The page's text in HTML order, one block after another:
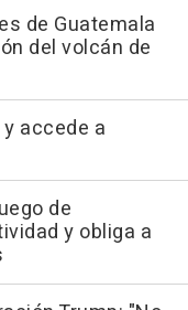
de Guatemala
del volcán de
accede a
de
y obliga a